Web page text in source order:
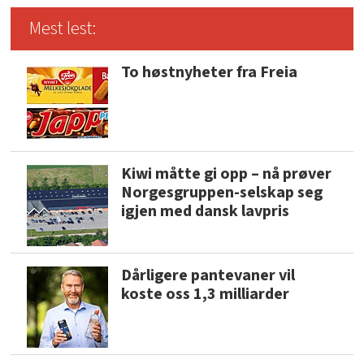
Mest lest:
To høstnyheter fra Freia
Kiwi måtte gi opp – nå prøver
Norgesgruppen-selskap seg
igjen med dansk lavpris
Dårligere pantevaner vil
koste oss 1,3 milliarder